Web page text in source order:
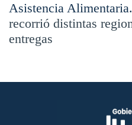
Asistencia Alimentaria.
recorrió distintas
entregas